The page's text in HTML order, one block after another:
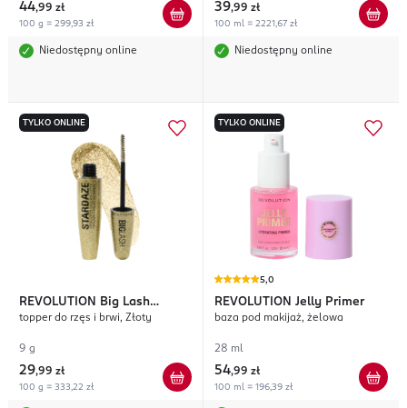
44,99 zł
100 g = 299,93 zł
Niedostępny online
39,99 zł
100 ml = 2221,67 zł
Niedostępny online
TYLKO ONLINE
REVOLUTION
Big Lash
Stardaze
topper do rzęs i brwi, Złoty
9 g
29,99 zł
100 g = 333,22 zł
TYLKO ONLINE
5,0
REVOLUTION Jelly Primer
baza pod makijaż, żelowa
28 ml
54,99 zł
100 ml = 196,39 zł